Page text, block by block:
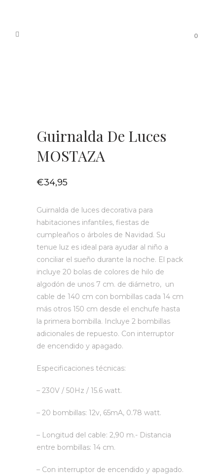
0
Guirnalda De Luces
MOSTAZA
€34,95
Guirnalda de luces decorativa para
habitaciones infantiles, fiestas de
cumpleaños o árboles de Navidad. Su
tenue luz es ideal para ayudar al niño a
conciliar el sueño durante la noche. El pack
incluye 20 bolas de colores de hilo de
algodón de unos 7 cm. de diámetro, un
cable de 140 cm con bombillas cada 14 cm
más otros 150 cm desde el enchufe hasta
la primera bombilla. Incluye 2 bombillas
adicionales de repuesto. Con interruptor
de encendido y apagado.
Especificaciones técnicas:
– 230V / 50Hz / 15.6 watt.
– 20 bombillas: 12v, 65mA, 0.78 watt.
– Longitud del cable: 2,90 m.- Distancia
entre bombillas: 14 cm.
– Con interruptor de encendido y apagado.